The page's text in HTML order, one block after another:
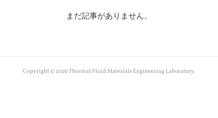
まだ記事がありません。
Copyright ©2026Thermal Fluid Materials Engineering Laboratory.